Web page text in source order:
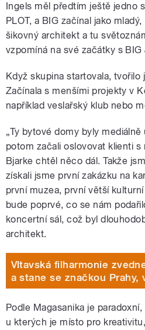
Ingels měl předtím ještě jedno
PLOT, a BIG začínal jako
šikovný architekt a tu
vzpomíná na své začátky s BIG
Když skupina startovala,
Začínala s menšími projekty v
například veslařský klub nebo
„Ty bytové domy byly
potom začali oslovovat klienti
Bjarke chtěl něco dál. Takže
získali jsme první zakázku na
první muzea, první větší
bude poprvé, co se nám
koncertní sál, což byl
architekt.
Vltavská filharmonie
a stane se značkou
Podle Magasanika je
u kterých je místo pro